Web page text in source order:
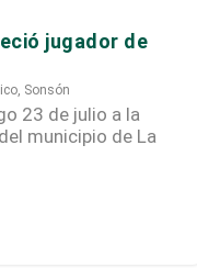
jugador de
, Sonsón
23 de julio a la
municipio de La